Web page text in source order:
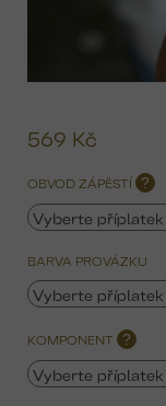
569 Kč
OBVOD ZÁPĚSTÍ ?
BARVA PROVÁZKU
KOMPONENT ?